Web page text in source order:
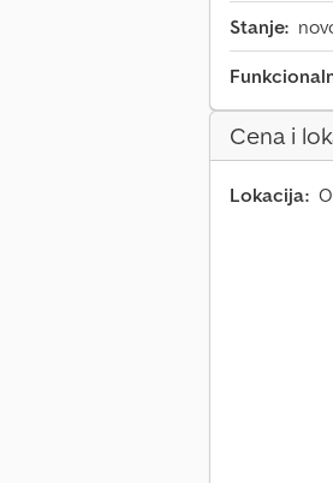
Stanje:
Cena i
Lokacija: